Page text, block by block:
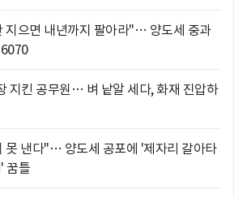
지으면 내년까지 팔아라"… 양도세 중과
지킨 공무원… 벼 낱알 세다, 화재 진압하
못 낸다"… 양도세 공포에 '제자리 갈아타
꿈틀